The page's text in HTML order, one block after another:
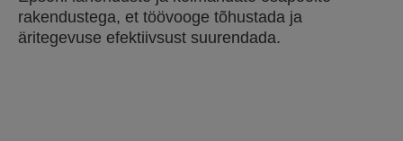
rakendustega, et töövooge tõhustada ja
äritegevuse efektiivsust suurendada.